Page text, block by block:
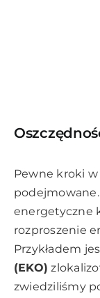
Pewne kroki
podejmowane.
energetyczne
rozproszenie
Przykładem
(EKO)
zwiedziliśmy